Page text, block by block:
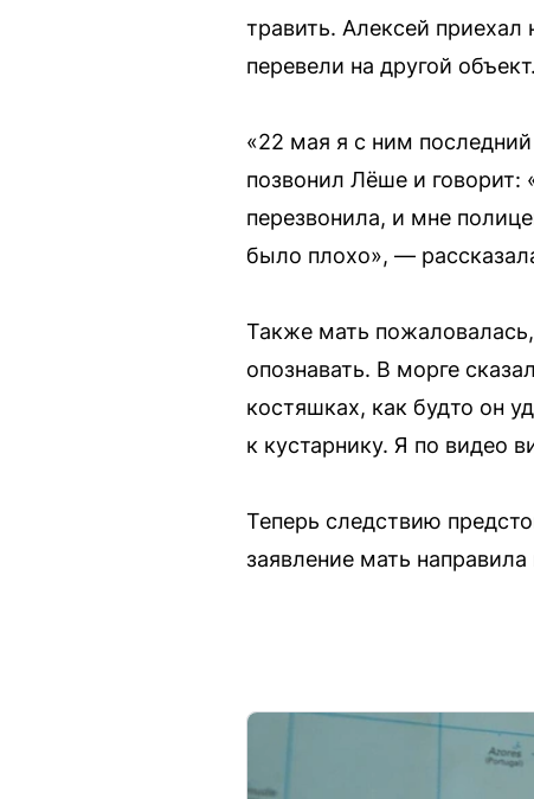
травить. Алексей приехал
перевели на другой объект.
«22 мая я с ним
позвонил Лёше и говорит:
перезвонила, и мне
было плохо», —
Также мать
опознавать. В морге
костяшках, как будто он
к кустарнику. Я по видео
Теперь следствию
заявление мать